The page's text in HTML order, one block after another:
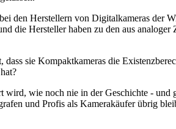
den Herstellern von Digitalkameras
die Hersteller haben zu den aus
sie Kompaktkameras die
wird, wie noch nie in der Geschichte -
und Profis als Kamerakäufer übrig